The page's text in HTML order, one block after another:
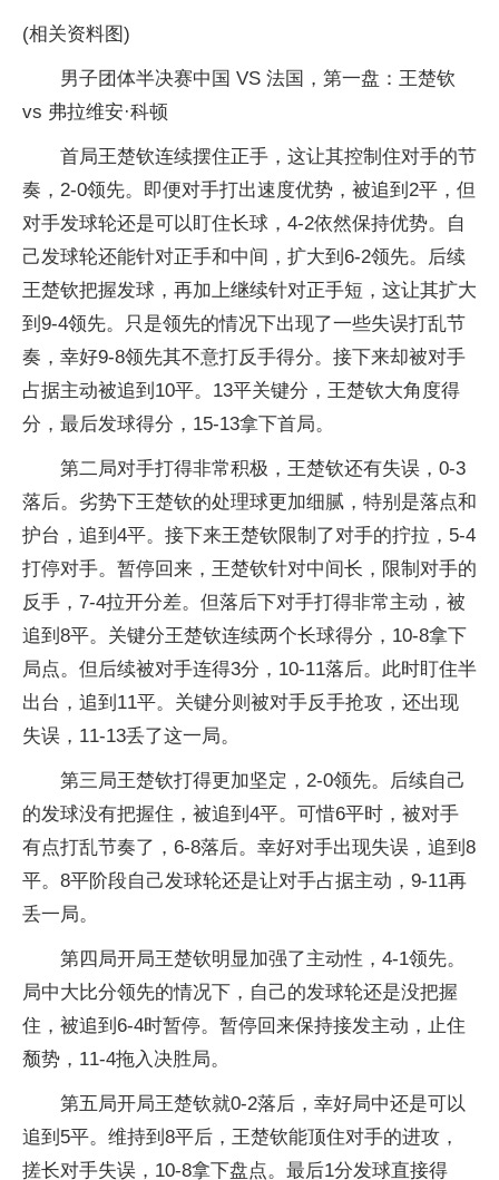
(相关资料图)
男子团体半决赛中国 VS 法国，第一盘：王楚钦
vs 弗拉维安·科顿
首局王楚钦连续摆住正手，这让其控制住对手的节
奏，2-0领先。即便对手打出速度优势，被追到2平，但
对手发球轮还是可以盯住长球，4-2依然保持优势。自
己发球轮还能针对正手和中间，扩大到6-2领先。后续
王楚钦把握发球，再加上继续针对正手短，这让其扩大
到9-4领先。只是领先的情况下出现了一些失误打乱节
奏，幸好9-8领先其不意打反手得分。接下来却被对手
占据主动被追到10平。13平关键分，王楚钦大角度得
分，最后发球得分，15-13拿下首局。
第二局对手打得非常积极，王楚钦还有失误，0-3
落后。劣势下王楚钦的处理球更加细腻，特别是落点和
护台，追到4平。接下来王楚钦限制了对手的拧拉，5-4
打停对手。暂停回来，王楚钦针对中间长，限制对手的
反手，7-4拉开分差。但落后下对手打得非常主动，被
追到8平。关键分王楚钦连续两个长球得分，10-8拿下
局点。但后续被对手连得3分，10-11落后。此时盯住半
出台，追到11平。关键分则被对手反手抢攻，还出现
失误，11-13丢了这一局。
第三局王楚钦打得更加坚定，2-0领先。后续自己
的发球没有把握住，被追到4平。可惜6平时，被对手
有点打乱节奏了，6-8落后。幸好对手出现失误，追到8
平。8平阶段自己发球轮还是让对手占据主动，9-11再
丢一局。
第四局开局王楚钦明显加强了主动性，4-1领先。
局中大比分领先的情况下，自己的发球轮还是没把握
住，被追到6-4时暂停。暂停回来保持接发主动，止住
颓势，11-4拖入决胜局。
第五局开局王楚钦就0-2落后，幸好局中还是可以
追到5平。维持到8平后，王楚钦能顶住对手的进攻，
搓长对手失误，10-8拿下盘点。最后1分发球直接得